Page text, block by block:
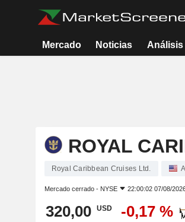
Mercado Noticias Análisis
ROYAL
Royal Caribbean Cruises Ltd.
Mercado cerrado - NYSE 22:00:02 07/08/
320,00 USD -0,17 %